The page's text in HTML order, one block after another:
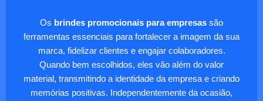
Os brindes promocionais para empresas são
ferramentas essenciais para fortalecer a imagem da sua
marca, fidelizar clientes e engajar colaboradores.
Quando bem escolhidos, eles vão além do valor
material, transmitindo a identidade da empresa e criando
memórias positivas. Independentemente da ocasião,